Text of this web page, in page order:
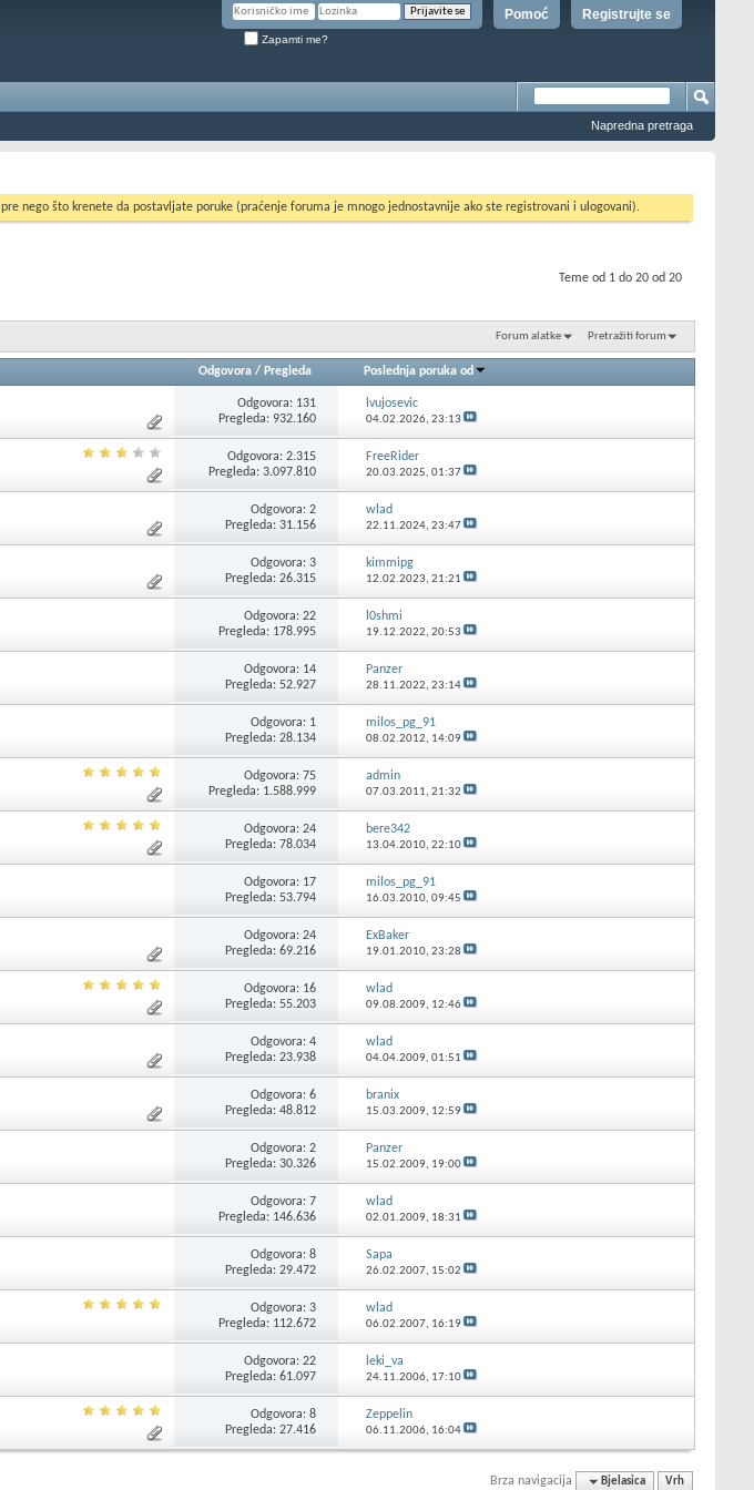
Registrujte se
Pomoć
Zapamti me?
Napredna pretraga
pre nego što krenete da postavljate poruke (praćenje foruma je mnogo jednostavnije ako ste registrovani i ulogovani).
Teme od 1 do 20 od 20
Forum alatke Pretražiti forum
Odgovora / Pregleda Poslednja poruka od
Odgovora: 131
Pregleda: 932.160
lvujosevic
04.02.2026, 23:13
Odgovora:2.315
Pregleda: 3.097.810
FreeRider
20.03.2025, 01:37
Odgovora:2
Pregleda: 31.156
wlad
22.11.2024, 23:47
Odgovora:3
Pregleda: 26.315
kimmipg
12.02.2023, 21:21
Odgovora:22
Pregleda: 178.995
l0shmi
19.12.2022, 20:53
Odgovora: 14
Pregleda: 52.927
Panzer
28.11.2022, 23:14
Odgovora: 1
Pregleda: 28.134
milos_pg_91
08.02.2012, 14:09
Odgovora:75
Pregleda: 1.588.999
admin
07.03.2011, 21:32
Odgovora:24
Pregleda: 78.034
bere342
13.04.2010, 22:10
Odgovora: 17
Pregleda: 53.794
milos_pg_91
16.03.2010, 09:45
Odgovora:24
Pregleda: 69.216
ExBaker
19.01.2010, 23:28
Odgovora: 16
Pregleda: 55.203
wlad
09.08.2009, 12:46
Odgovora:4
Pregleda: 23.938
wlad
04.04.2009, 01:51
Odgovora:6
Pregleda: 48.812
branix
15.03.2009, 12:59
Odgovora:2
Pregleda: 30.326
Panzer
15.02.2009, 19:00
Odgovora:7
Pregleda: 146.636
wlad
02.01.2009, 18:31
Odgovora:8
Pregleda: 29.472
Sapa
26.02.2007, 15:02
Odgovora:3
Pregleda: 112.672
wlad
06.02.2007, 16:19
Odgovora:22
Pregleda: 61.097
leki_va
24.11.2006, 17:10
Odgovora:8
Pregleda: 27.416
Zeppelin
06.11.2006, 16:04
Brza navigacija Bjelasica Vrh